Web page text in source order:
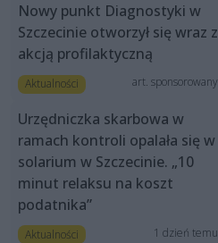
Nowy punkt Diagnostyki w
Szczecinie otworzył się wraz z
akcją profilaktyczną
Aktualności art. sponsorowany
Urzędniczka skarbowa w
ramach kontroli opalała się w
solarium w Szczecinie. „10
minut relaksu na koszt
podatnika”
Aktualności 1 dzień temu